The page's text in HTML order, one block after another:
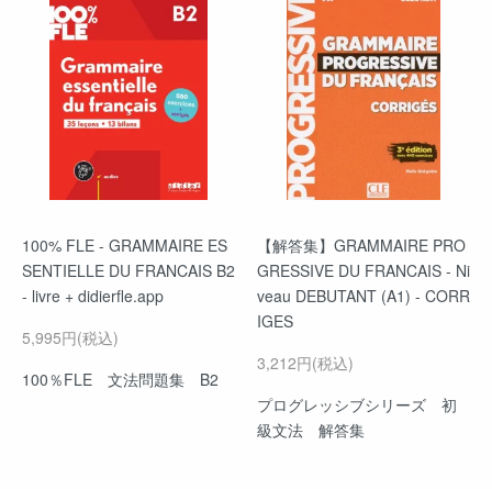
100% FLE - GRAMMAIRE ES
SENTIELLE DU FRANCAIS B2
- livre + didierfle.app
5,995円(税込)
100％FLE 文法問題集 B2
【解答集】GRAMMAIRE PRO
GRESSIVE DU FRANCAIS - Ni
veau DEBUTANT (A1) - CORR
IGES
3,212円(税込)
プログレッシブシリーズ 初
級文法 解答集